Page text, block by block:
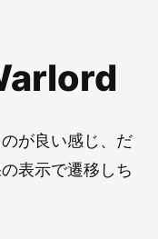
が良い感じ、だ
表示で遷移しち